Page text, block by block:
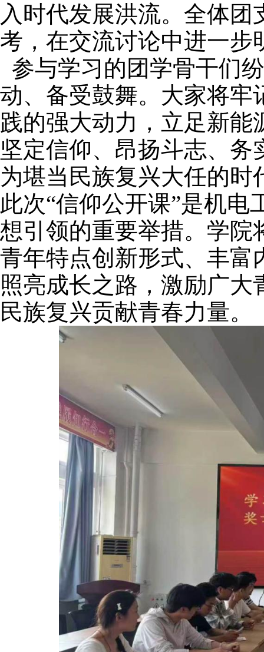
入时代发展洪流。全体
考，在交流讨论中进一步
参与学习的团学骨干们
动、备受鼓舞。大家将牢
践的强大动力，立足新
坚定信仰、昂扬斗志、
为堪当民族复兴大任的时
此次“信仰公开课”是机电
想引领的重要举措。学院
青年特点创新形式、丰富
照亮成长之路，激励广
民族复兴贡献青春力量。